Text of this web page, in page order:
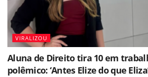
VIRALIZOU
Aluna de Direito tira 10 em
polêmico: ‘Antes Elize do que